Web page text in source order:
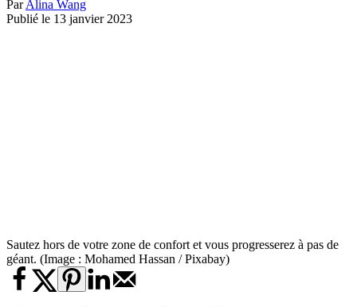
ParAlina Wang
Publié le 13 janvier 2023
Sautez hors de votre zone de confort et vous progresserez à pas de
géant. (Image : Mohamed Hassan / Pixabay)